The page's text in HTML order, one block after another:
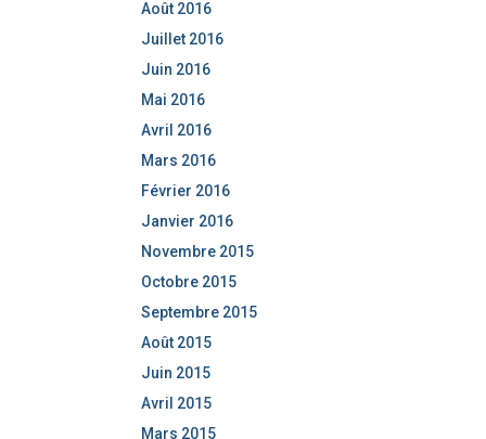
Août 2016
Juillet 2016
Juin 2016
Mai 2016
Avril 2016
Mars 2016
Février 2016
Janvier 2016
Novembre 2015
Octobre 2015
Septembre 2015
Août 2015
Juin 2015
Avril 2015
Mars 2015